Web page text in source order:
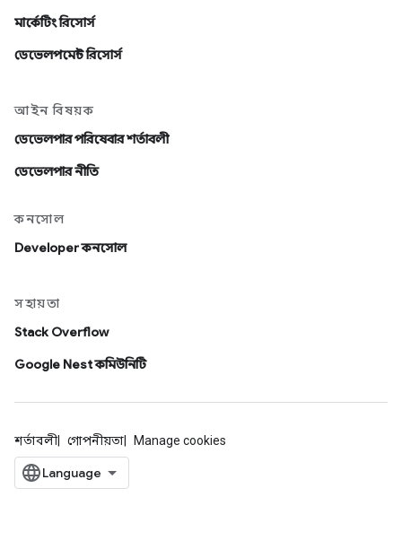
মার্কেটিং রিসোর্স
ডেভেলপমেন্ট রিসোর্স
আইন বিষয়ক
ডেভেলপার পরিষেবার শর্তাবলী
ডেভেলপার নীতি
কনসোল
Developer কনসোল
সহায়তা
Stack Overflow
Google Nest কমিউনিটি
শর্তাবলী গোপনীয়তা Manage cookies